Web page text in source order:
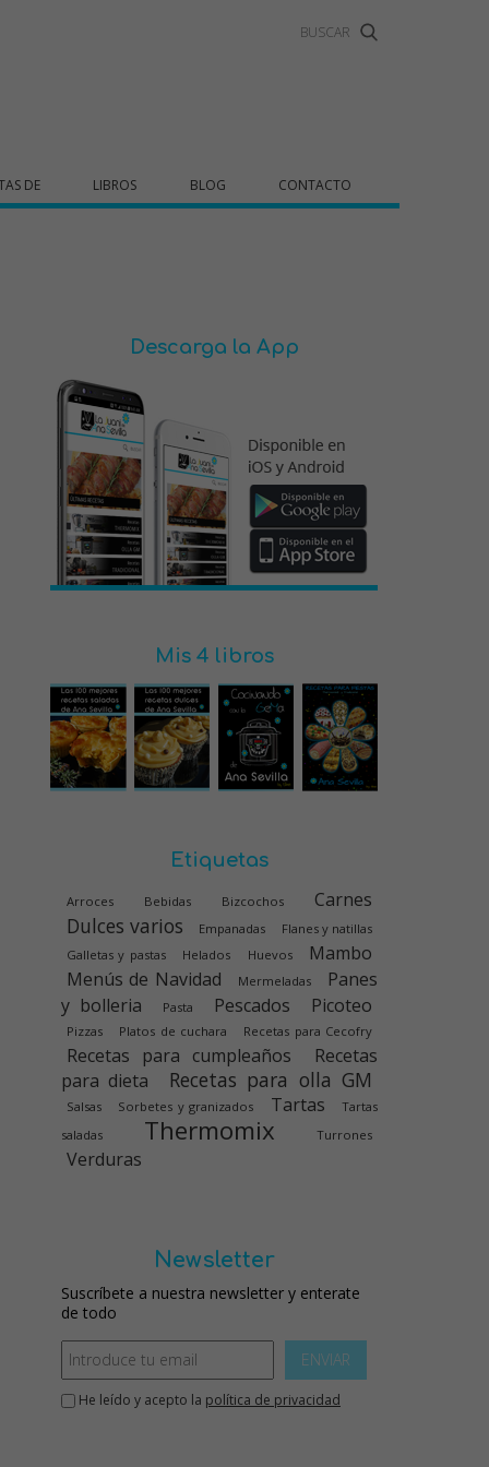
DE LIBROS BLOG CONTACTO
Descarga la App
Mis 4 libros
Etiquetas
Arroces Bebidas Bizcochos Carnes
Dulces varios Empanadas
Flanes y natillas
Galletas y pastas
Helados Huevos
Mambo
Menús de Navidad
Mermeladas
Panes
y bolleria
Pasta Pescados Picoteo
Pizzas Platos de cuchara Recetas para Cecofry
Recetas para cumpleaños
Recetas
para dieta
Recetas para olla GM
Salsas Sorbetes y granizados Tartas
Tartas
saladas
Thermomix Turrones
Verduras
Newsletter
Suscríbete a nuestra newsletter y enterate
de todo
ENVIAR
He leído y acepto la política de privacidad